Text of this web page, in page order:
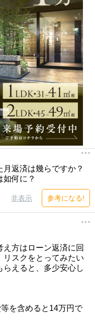
返済は幾らですか？
如何に？
非表示 参考になる!
方はローン返済に回
スクをとってみたい
らえると、多少安心し
を含めると14万円で